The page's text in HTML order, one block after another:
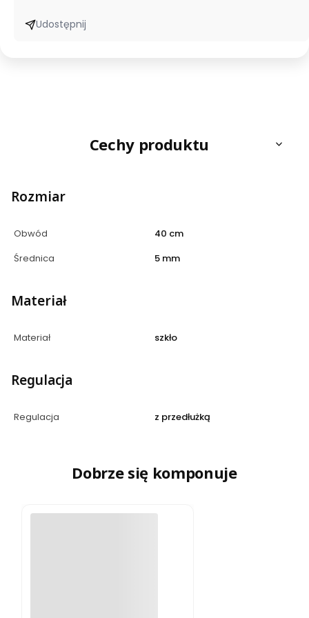
Udostępnij
Cechy produktu
Rozmiar
Obwód
40 cm
Średnica
5 mm
Materiał
Materiał szkło
Regulacja
Regulacja z przedłużką
Dobrze się komponuje